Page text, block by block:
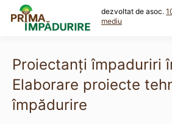
content
dezvoltat de asoc.
mediu
Proiectanți împaduriri
Elaborare proiecte
împădurire